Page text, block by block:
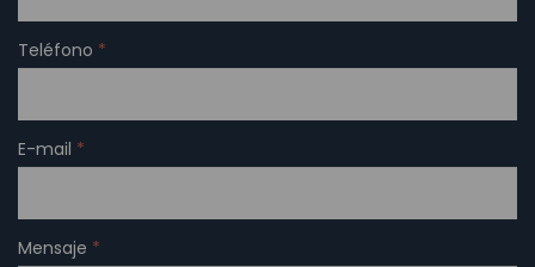
Teléfono *
E-mail *
Mensaje *